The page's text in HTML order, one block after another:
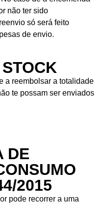
não ter sido
só será feito
de envio.
a reembolsar a totalidade
te possam ser enviados
DE
2015
pode recorrer a uma